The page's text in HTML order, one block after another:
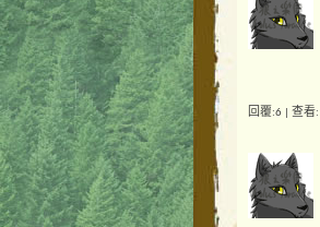
回覆:6 | 查看